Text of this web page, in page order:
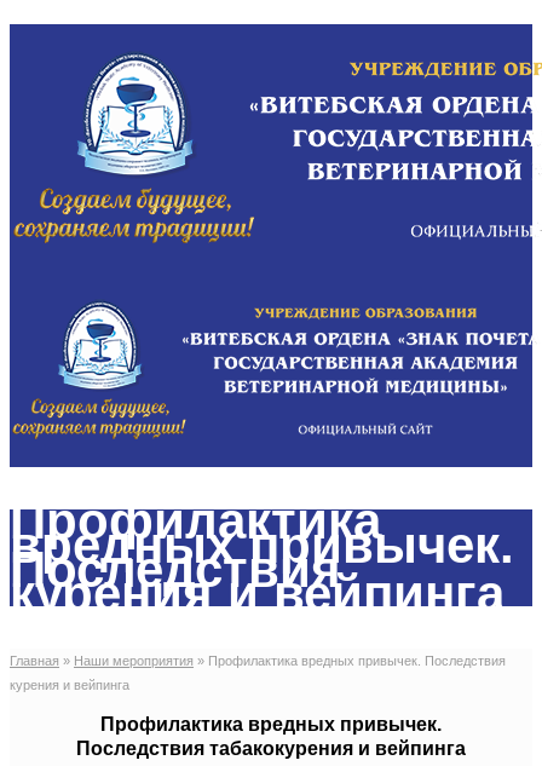
Профилактика
вредных привычек.
Последствия
курения и вейпинга
Главная » Наши мероприятия » Профилактика вредных привычек. Последствия
курения и вейпинга
Профилактика вредных привычек.
Последствия табакокурения и вейпинга